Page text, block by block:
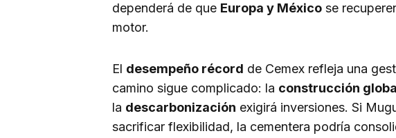
dependerá de que Europa y México se
motor.
El desempeño récord de Cemex refleja una
camino sigue complicado: la construcción
la descarbonización exigirá inversiones. Si
sacrificar flexibilidad, la cementera podría